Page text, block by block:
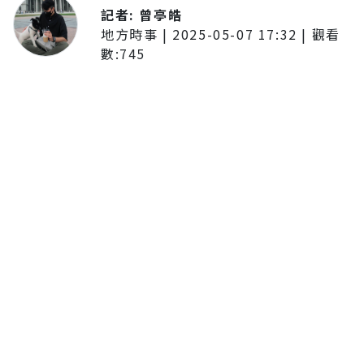
記者: 曾亭皓
地方時事 | 2025-05-07 17:32 | 觀看
數:745